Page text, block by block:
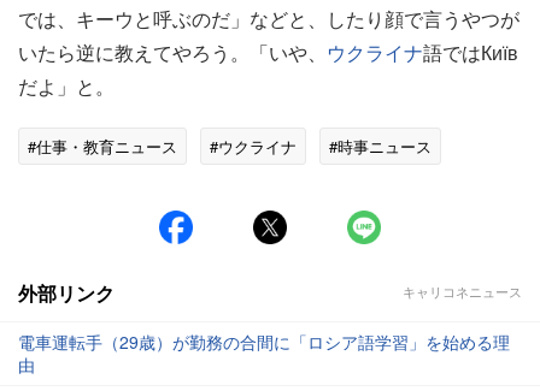
では、キーウと呼ぶのだ」などと、したり顔で言うやつが
いたら逆に教えてやろう。「いや、 ウクライナ語ではКиїв
だよ」と。
#仕事・教育ニュース #ウクライナ #時事ニュース
外部リンク キャリコネニュース
電車運転手（29歳）が勤務の合間に「ロシア語学習」を始める理
由